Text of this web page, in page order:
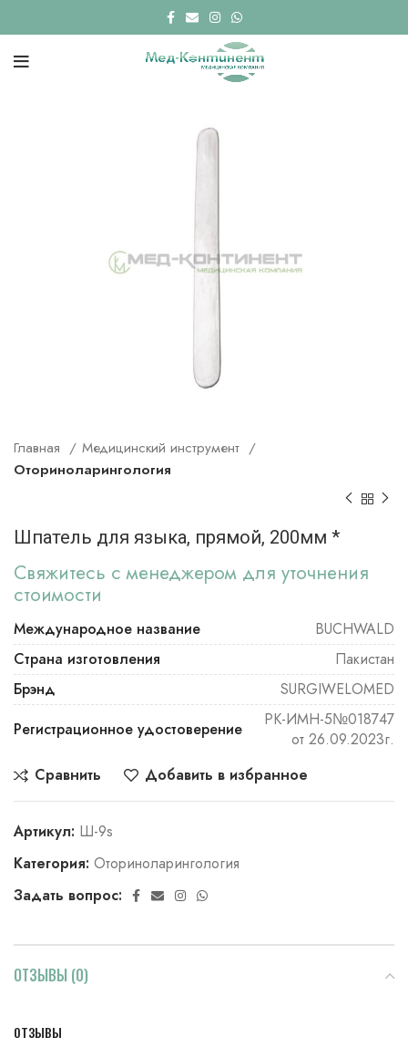
Главная
Медицинский инструмент
Оториноларингология
Шпатель для языка, прямой, 200мм *
Свяжитесь с менеджером для уточнения
стоимости
Международное название
BUCHWALD
Страна изготовления
Пакистан
Брэнд
SURGIWELOMED
Регистрационное удостоверение
РК-ИМН-5№018747
от 26.09.2023г.
Сравнить
Добавить в избранное
Артикул: Ш-9s
Категория: Оториноларингология
Задать вопрос:
ОТЗЫВЫ (0)
ОТЗЫВЫ